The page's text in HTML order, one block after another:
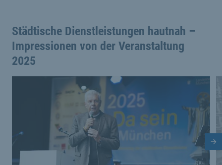
Städtische Dienstleistungen hautnah –
Impressionen von der Veranstaltung
2025
Dies ist eine Bildergalerie in einem Slider. Mit den
Vergrößere Bild 0